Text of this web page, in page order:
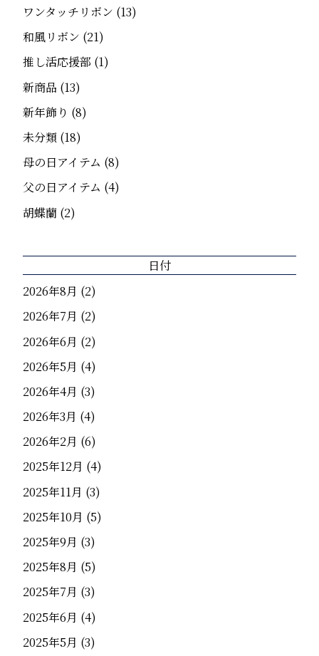
ワンタッチリボン (13)
和風リボン (21)
推し活応援部 (1)
新商品 (13)
新年飾り (8)
未分類 (18)
母の日アイテム (8)
父の日アイテム (4)
胡蝶蘭 (2)
日付
2026年8月 (2)
2026年7月 (2)
2026年6月 (2)
2026年5月 (4)
2026年4月 (3)
2026年3月 (4)
2026年2月 (6)
2025年12月 (4)
2025年11月 (3)
2025年10月 (5)
2025年9月 (3)
2025年8月 (5)
2025年7月 (3)
2025年6月 (4)
2025年5月 (3)